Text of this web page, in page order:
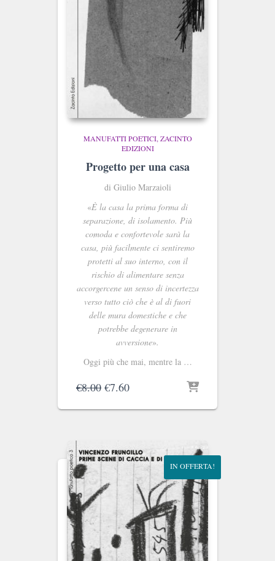
MANUFATTI POETICI ZACINTO
EDIZIONI
Progetto per una casa
di Giulio Marzaioli
«È la casa la prima forma di
separazione, di isolamento. Più
comoda e confortevole sarà la
casa, più facilmente ci sentiremo
protetti al suo interno, con il
rischio di alimentare senza
accorgercene un senso di incertezza
verso tutto ciò che è al di fuori
delle mura domestiche e che
potrebbe degenerare in
avversione».
Oggi più che mai, mentre la …
€8.00 Il
originale
€7.60Il
attuale
IN OFFERTA!